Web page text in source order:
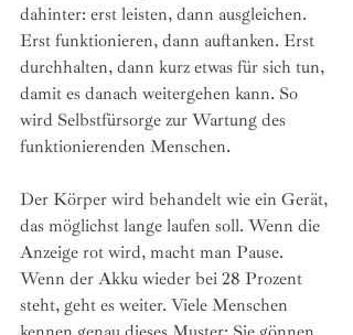
dahinter: erst leisten, dann ausgleichen.
Erst funktionieren, dann auftanken. Erst
durchhalten, dann kurz etwas für sich tun,
damit es danach weitergehen kann. So
wird Selbstfürsorge zur Wartung des
funktionierenden Menschen.
Der Körper wird behandelt wie ein Gerät,
das möglichst lange laufen soll. Wenn die
Anzeige rot wird, macht man Pause.
Wenn der Akku wieder bei 28 Prozent
steht, geht es weiter. Viele Menschen